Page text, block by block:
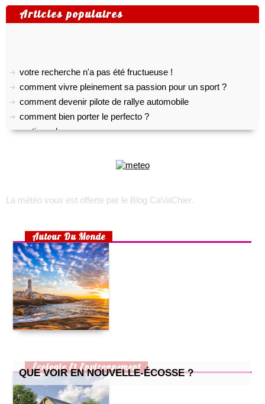
Articles populaires
votre recherche n'a pas été fructueuse !
comment vivre pleinement sa passion pour un sport ?
comment devenir pilote de rallye automobile
comment bien porter le perfecto ?
pratiquer le yoga
choisir son appareil photo numérique
trek : comment faire pour recruter une équipe locale ?
rhumatisme, arthrose ou arthrite ?
choisir un lit pour son bébé
préparer un lit douillet pour son bébé
aménager une chambre d’enfant pour 2 enfants
la maison écologique
cuisine pour enfants : 2 recettes simples et efficaces
petite cuisine : nos astuces !
comment prendre soin de son chat quand il attend des petits
comment bien aménager un bureau chez soi ?
La météo vous est offerte par le Blog CaVaChier.
Autour Du Monde
QUE VOIR EN NOUVELLE-ÉCOSSE ?
Écologie Et Environnement